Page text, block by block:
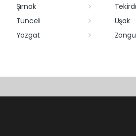
Şırnak
Tunceli Uşak
Yozgat